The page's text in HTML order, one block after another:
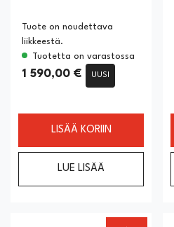
Tuote on noudettava
liikkeestä.
Tuotetta on varastossa
1 590,00 € UUSI
LISÄÄ KORIIN
LUE LISÄÄ